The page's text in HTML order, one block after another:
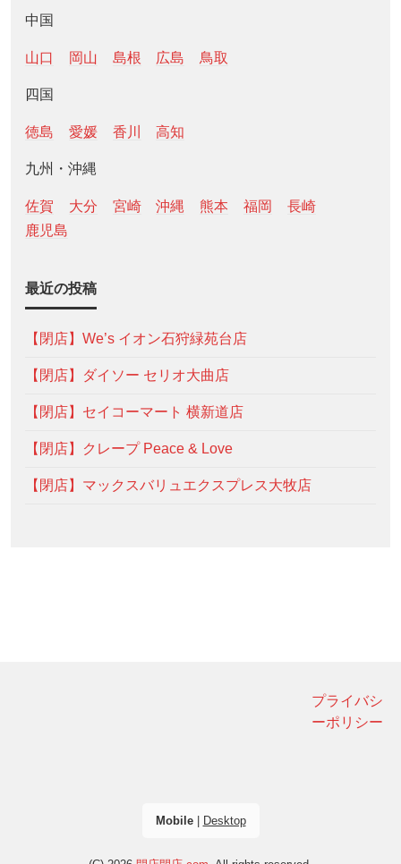
中国
山口 岡山 島根 広島 鳥取
四国
徳島 愛媛 香川 高知
九州・沖縄
佐賀 大分 宮崎 沖縄 熊本 福岡
長崎
鹿児島
最近の投稿
【閉店】We’s イオン石狩緑苑台店
【閉店】ダイソー セリオ大曲店
【閉店】セイコーマート 横新道店
【閉店】クレープ Peace & Love
【閉店】マックスバリュエクスプレス大牧店
プライバシ
ーポリシー
Mobile| Desktop